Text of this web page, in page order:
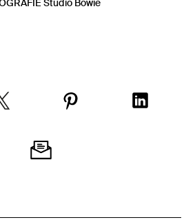
Studio Bowie